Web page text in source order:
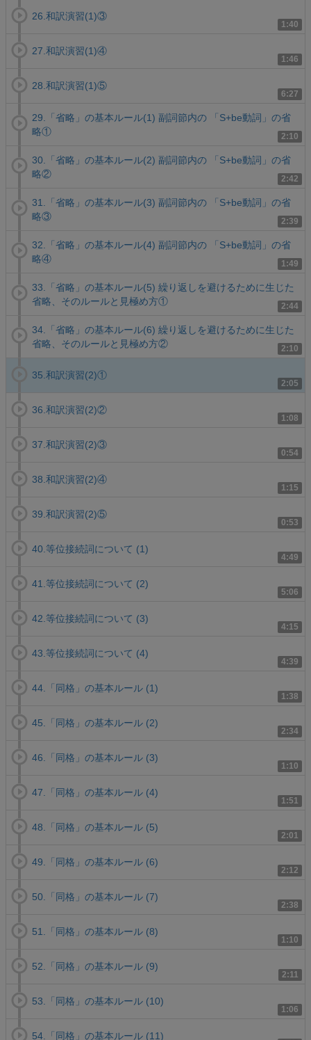
1:40
26.和訳演習(1)③
1:46
27.和訳演習(1)④
6:27
28.和訳演習(1)⑤
2:10
29.「省略」の基本ルール(1) 副詞節内の 「S+be動詞」の省
略①
2:42
30.「省略」の基本ルール(2) 副詞節内の 「S+be動詞」の省
略②
2:39
31.「省略」の基本ルール(3) 副詞節内の 「S+be動詞」の省
略③
1:49
32.「省略」の基本ルール(4) 副詞節内の 「S+be動詞」の省
略④
2:44
33.「省略」の基本ルール(5) 繰り返しを避けるために生じた
省略、そのルールと見極め方①
2:10
34.「省略」の基本ルール(6) 繰り返しを避けるために生じた
省略、そのルールと見極め方②
2:05
35.和訳演習(2)①
1:08
36.和訳演習(2)②
0:54
37.和訳演習(2)③
1:15
38.和訳演習(2)④
0:53
39.和訳演習(2)⑤
4:49
40.等位接続詞について (1)
5:06
41.等位接続詞について (2)
4:15
42.等位接続詞について (3)
4:39
43.等位接続詞について (4)
1:38
44.「同格」の基本ルール (1)
2:34
45.「同格」の基本ルール (2)
1:10
46.「同格」の基本ルール (3)
1:51
47.「同格」の基本ルール (4)
2:01
48.「同格」の基本ルール (5)
2:12
49.「同格」の基本ルール (6)
2:38
50.「同格」の基本ルール (7)
1:10
51.「同格」の基本ルール (8)
2:11
52.「同格」の基本ルール (9)
1:06
53.「同格」の基本ルール (10)
54.「同格」の基本ルール (11)